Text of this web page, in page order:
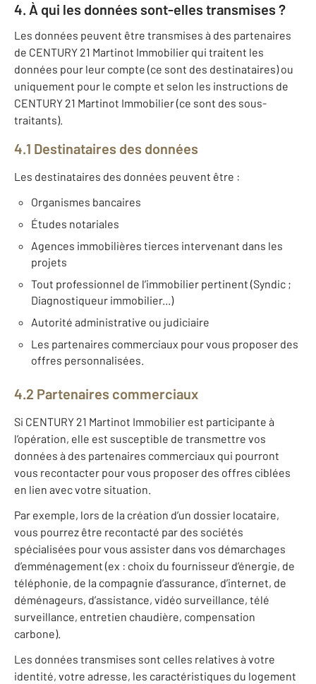
4. À qui les données sont-elles transmises ?
Les données peuvent être transmises à des partenaires
de CENTURY 21 Martinot Immobilier qui traitent les
données pour leur compte (ce sont des destinataires) ou
uniquement pour le compte et selon les instructions de
CENTURY 21 Martinot Immobilier (ce sont des sous-
traitants).
4.1 Destinataires des données
Les destinataires des données peuvent être :
Organismes bancaires
Études notariales
Agences immobilières tierces intervenant dans les
projets
Tout professionnel de l’immobilier pertinent (Syndic ;
Diagnostiqueur immobilier...)
Autorité administrative ou judiciaire
Les partenaires commerciaux pour vous proposer des
offres personnalisées.
4.2 Partenaires commerciaux
Si CENTURY 21 Martinot Immobilier est participante à
l’opération, elle est susceptible de transmettre vos
données à des partenaires commerciaux qui pourront
vous recontacter pour vous proposer des offres ciblées
en lien avec votre situation.
Par exemple, lors de la création d’un dossier locataire,
vous pourrez être recontacté par des sociétés
spécialisées pour vous assister dans vos démarchages
d’emménagement (ex : choix du fournisseur d’énergie, de
téléphonie, de la compagnie d’assurance, d’internet, de
déménageurs, d’assistance, vidéo surveillance, télé
surveillance, entretien chaudière, compensation
carbone).
Les données transmises sont celles relatives à votre
identité, votre adresse, les caractéristiques du logement